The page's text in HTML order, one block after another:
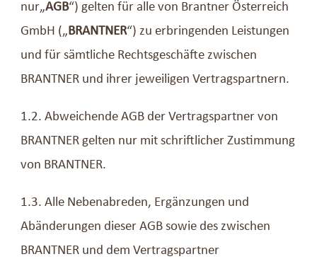
nur„AGB“) gelten für alle von Brantner Österreich
GmbH („BRANTNER“) zu erbringenden Leistungen
und für sämtliche Rechtsgeschäfte zwischen
BRANTNER und ihrer jeweiligen Vertragspartnern.
1.2. Abweichende AGB der Vertragspartner von
BRANTNER gelten nur mit schriftlicher Zustimmung
von BRANTNER.
1.3. Alle Nebenabreden, Ergänzungen und
Abänderungen dieser AGB sowie des zwischen
BRANTNER und dem Vertragspartner